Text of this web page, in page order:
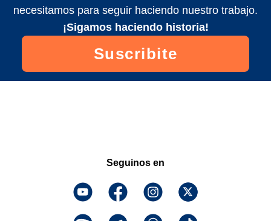
necesitamos para seguir haciendo nuestro trabajo.
¡Sigamos haciendo historia!
Suscribite
Seguinos en